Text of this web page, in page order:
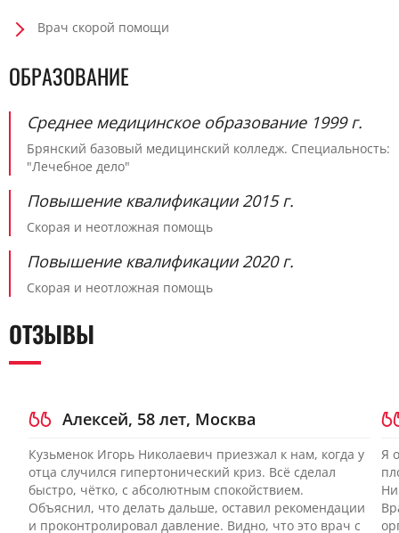
Врач скорой помощи
ОБРАЗОВАНИЕ
Среднее медицинское образование 1999 г.
Брянский базовый медицинский колледж. Специальность:
"Лечебное дело"
Повышение квалификации 2015 г.
Скорая и неотложная помощь
Повышение квалификации 2020 г.
Скорая и неотложная помощь
ОТЗЫВЫ
Алексей, 58 лет, Москва
Кузьменок Игорь Николаевич приезжал к нам, когда у
отца случился гипертонический криз. Всё сделал
быстро, чётко, с абсолютным спокойствием.
Объяснил, что делать дальше, оставил рекомендации
и проконтролировал давление. Видно, что это врач с
Я